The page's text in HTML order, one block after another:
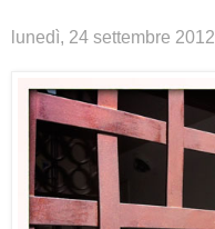
lunedì, 24 settembre 2012